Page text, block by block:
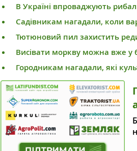
В Україні впроваджують
Садівникам нагадали, коли
Тютюновий пил захистить
Висівати моркву можна вже у
Городникам нагадали, які